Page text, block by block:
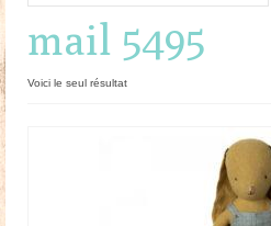
Poupées
Doudous
mail 5495
Voici le seul résultat